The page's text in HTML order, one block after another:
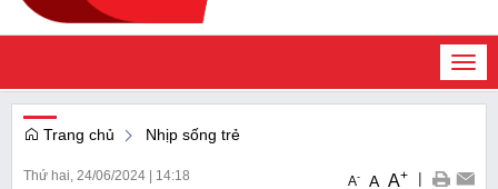
Trang chủ Nhịp sống trẻ
Thứ hai, 24/06/2024 | 14:18 A- A A+ |